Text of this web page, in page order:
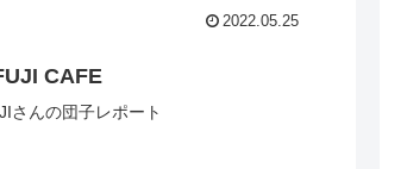
2022.05.25
CAFE
さんの団子レポート